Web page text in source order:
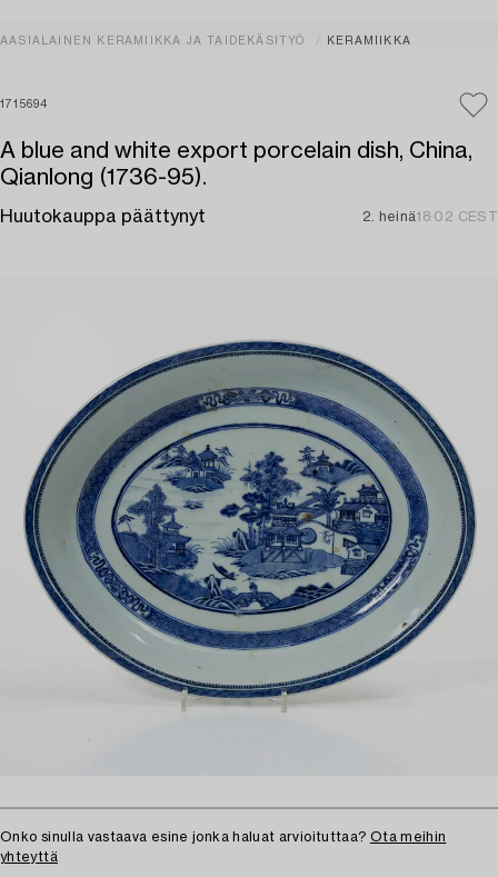
AASIALAINEN KERAMIIKKA JA TAIDEKÄSITYÖ KERAMIIKKA
1715694
A blue and white export porcelain dish, China,
Qianlong (1736-95).
Huutokauppa päättynyt 2. heinä18:02 CEST
Onko sinulla vastaava esine jonka haluat arvioituttaa? Ota meihin
yhteyttä